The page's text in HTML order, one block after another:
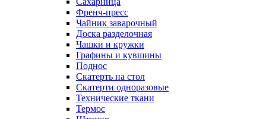
Френч-пресс
Чайник заварочный
Доска разделочная
Чашки и кружки
Графины и кувшины
Поднос
Скатерть на стол
Скатерти одноразовые
Технические ткани
Термос